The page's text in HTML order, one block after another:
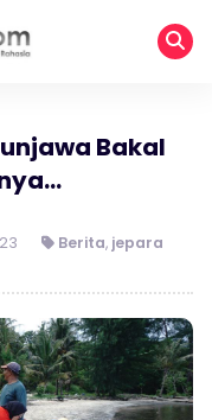
Bakal
Berita, jepara